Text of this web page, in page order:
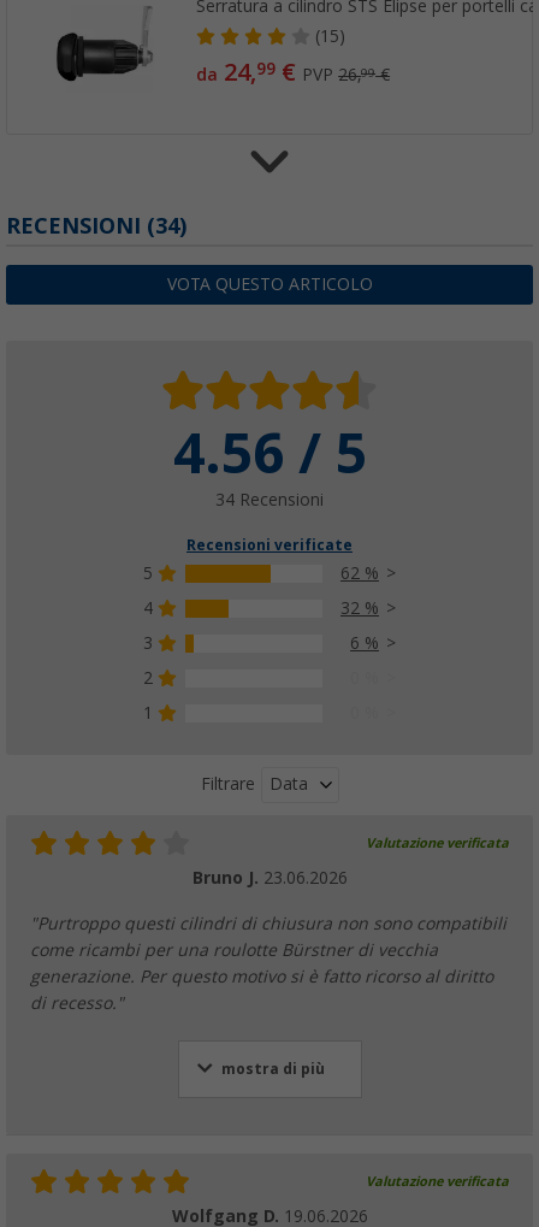
Serratura a cilindro STS Elipse per portelli
(15)
da 24,99 € PVP26,99€
26,99€
Sonax SX90 Plus olio multifunzione con
RECENSIONI (34)
VOTA QUESTO ARTICOLO
4.56 / 5
34 Recensioni
Recensioni verificate
5
62 %
4
32 %
3
6 %
2
1
Filtrare Data
Valutazione verificata
Bruno J. 23.06.2026
"Purtroppo questi cilindri di chiusura non sono compatibili
come ricambi per una roulotte Bürstner di vecchia
generazione. Per questo motivo si è fatto ricorso al diritto
di recesso."
mostra di più
Valutazione verificata
Wolfgang D. 19.06.2026